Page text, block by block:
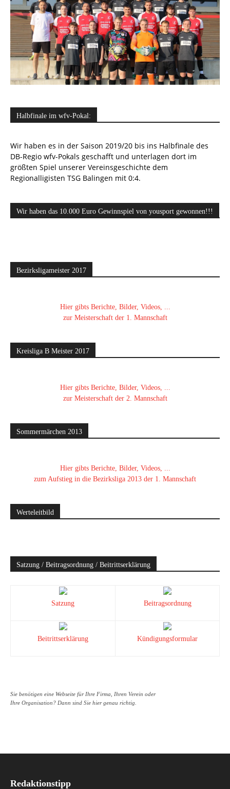
Halbfinale im wfv-Pokal:
Wir haben es in der Saison 2019/20 bis ins Halbfinale des
DB-Regio wfv-Pokals geschafft und unterlagen dort im
größten Spiel unserer Vereinsgeschichte dem
Regionalligisten TSG Balingen mit 0:4.
Wir haben das 10.000 Euro Gewinnspiel von yousport gewonnen!!!
Bezirksligameister 2017
Hier gibts Berichte, Bilder, Videos, ...
zur Meisterschaft der 1. Mannschaft
Kreisliga B Meister 2017
Hier gibts Berichte, Bilder, Videos, ...
zur Meisterschaft der 2. Mannschaft
Sommermärchen 2013
Hier gibts Berichte, Bilder, Videos, ...
zum Aufstieg in die Bezirksliga 2013 der 1. Mannschaft
Werteleitbild
Satzung / Beitragsordnung / Beitrittserklärung
Satzung Beitragsordnung
Beitrittserklärung Kündigungsformular
Sie benötigen eine Webseite für Ihre Firma, Ihren Verein oder
Ihre Organisation? Dann sind Sie hier genau richtig.
Redaktionstipp